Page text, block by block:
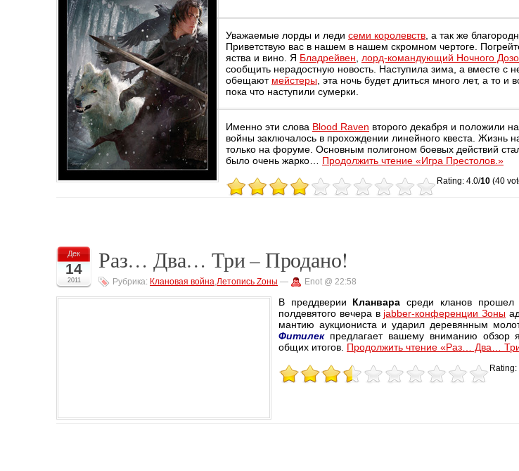
Уважаемые лорды и леди семи королевств , а так же
Приветствую вас в нашем в нашем скромном чертоге.
яства и вино. Я Бладрейвен лорд-командующий Ночного
сообщить нерадостную новость. Наступила зима, а вместе с
обещают мейстеры , эта ночь будет длиться много лет, а то
пока что наступили сумерки.
Именно эти слова Blood Raven второго декабря и положили
войны заключалось в прохождении линейного квеста. Жизнь
только на форуме. Основным полигоном боевых действий
было очень жарко… Продолжить чтение «Игра Престолов.»
Rating: 4.0/10 (40
Дек
14
2011
Раз… Два… Три – Продано!
Рубрика: Клановая война,Летопись Zоны — Enot @ 22:58
В преддверии Кланвара среди кланов
полдевятого вечера в jabber-конференции Зоны
мантию аукциониста и ударил деревянным
Фитилекпредлагает вашему вниманию обзор
общих итогов. Продолжить чтение «Раз… Два…
Rating: